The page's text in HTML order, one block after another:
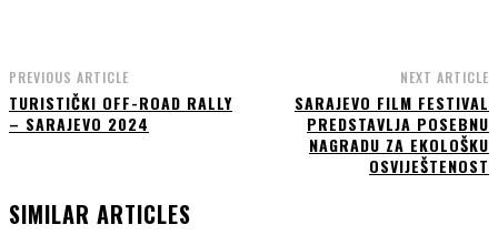
PREVIOUS ARTICLE
TURISTIČKI OFF-ROAD RALLY
– SARAJEVO 2024
NEXT ARTICLE
SARAJEVO FILM FESTIVAL
PREDSTAVLJA POSEBNU
NAGRADU ZA EKOLOŠKU
OSVIJEŠTENOST
SIMILAR ARTICLES